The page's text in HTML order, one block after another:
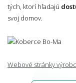
tých, ktorí hľadajú
svoj domov.
Webové stránky